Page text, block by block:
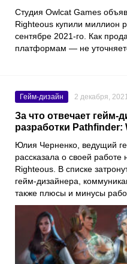
Студия Owlcat Games
Righteous купили миллион
сентябре 2021-го. Как
платформам — не
Гейм-дизайн 2 декабря,
За что отвечает гейм-
разработки
Юлия Черненко , ведущий
рассказала о своей работе
Righteous . В списке
гейм-дизайнера,
также плюсы и минусы